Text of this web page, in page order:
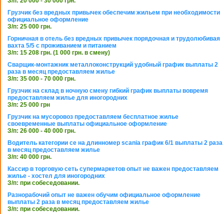
Грузчик без вредных привычек обеспечим жильем при необходимости
официальное оформление
З/п: 25 000 грн.
Горничная в отель без вредных привычек порядочная и трудолюбивая
вахта 5/5 с проживанием и питанием
З/п: 15 208 грн. (1 000 грн. в смену)
Сварщик-монтажник металлоконструкций удобный график выплаты 2
раза в месяц предоставляем жилье
З/п: 35 000 - 70 000 грн.
Грузчик на склад в ночную смену гибкий график выплаты вовремя
предоставляем жилье для иногородних
З/п: 25 000 грн
Грузчик на мусоровоз предоставляем бесплатное жилье
своевременные выплаты официальное оформление
З/п: 26 000 - 40 000 грн.
Водитель категории се на длинномер scania график 6/1 выплаты 2 раза
в месяц предоставляем жилье
З/п: 40 000 грн.
Кассир в торговую сеть супермаркетов опыт не важен предоставляем
жилье - хостел для иногородних
З/п: при собеседовании.
Разнорабочий опыт не важен обучим официальное оформление
выплаты 2 раза в месяц предоставляем жилье
З/п: при собеседовании.